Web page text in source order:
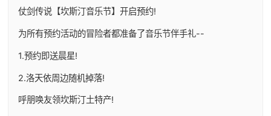
仗剑传说【坎斯汀音乐节】开启预约!
为所有预约活动的冒险者都准备了音乐节伴手礼--
1.预约即送晨星!
2.洛天依周边随机掉落!
呼朋唤友领坎斯汀土特产!